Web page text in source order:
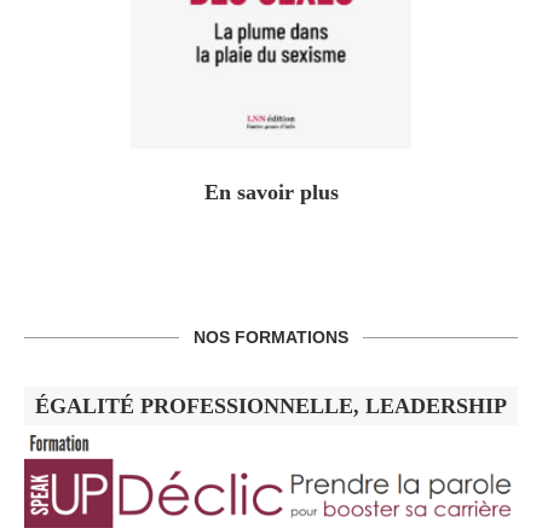
En savoir plus
NOS FORMATIONS
ÉGALITÉ PROFESSIONNELLE, LEADERSHIP